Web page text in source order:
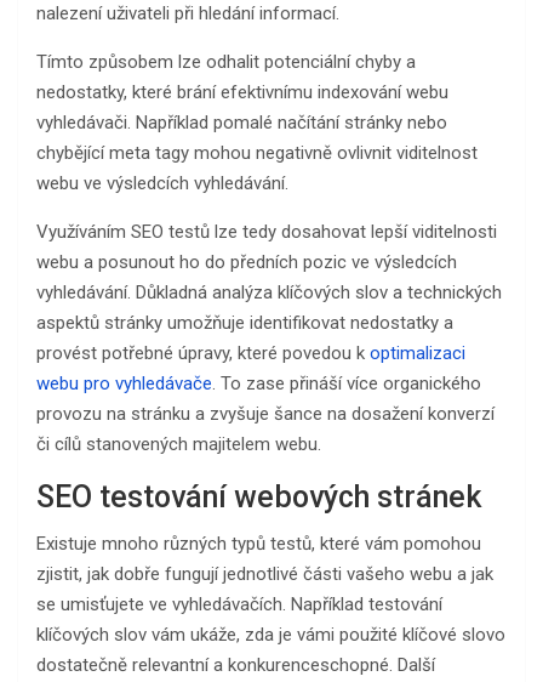
nalezení uživateli při hledání informací.
Tímto způsobem lze odhalit potenciální chyby a
nedostatky, které brání efektivnímu indexování webu
vyhledávači. Například pomalé načítání stránky nebo
chybějící meta tagy mohou negativně ovlivnit viditelnost
webu ve výsledcích vyhledávání.
Využíváním SEO testů lze tedy dosahovat lepší viditelnosti
webu a posunout ho do předních pozic ve výsledcích
vyhledávání. Důkladná analýza klíčových slov a technických
aspektů stránky umožňuje identifikovat nedostatky a
provést potřebné úpravy, které povedou k optimalizaci
webu pro vyhledávače. To zase přináší více organického
provozu na stránku a zvyšuje šance na dosažení konverzí
či cílů stanovených majitelem webu.
SEO testování webových stránek
Existuje mnoho různých typů testů, které vám pomohou
zjistit, jak dobře fungují jednotlivé části vašeho webu a jak
se umisťujete ve vyhledávačích. Například testování
klíčových slov vám ukáže, zda je vámi použité klíčové slovo
dostatečně relevantní a konkurenceschopné. Další